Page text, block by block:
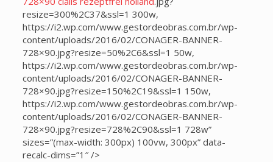
resize=300%2C37&ssl=1 300w,
https://i2.wp.com/www.gestordeobras.com.br/wp-
content/uploads/2016/02/CONAGER-BANNER-
728×90.jpg?resize=50%2C6&ssl=1 50w,
https://i2.wp.com/www.gestordeobras.com.br/wp-
content/uploads/2016/02/CONAGER-BANNER-
728×90.jpg?resize=150%2C19&ssl=1 150w,
https://i2.wp.com/www.gestordeobras.com.br/wp-
content/uploads/2016/02/CONAGER-BANNER-
728×90.jpg?resize=728%2C90&ssl=1 728w”
sizes=”(max-width: 300px) 100vw, 300px” data-
recalc-dims=”1″ />